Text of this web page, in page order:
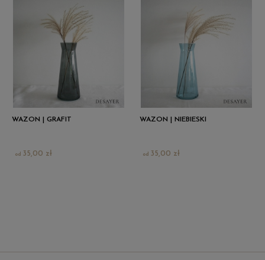
WAZON | GRAFIT
35,00 zł
WAZON | NIEBIESKI
35,00 zł